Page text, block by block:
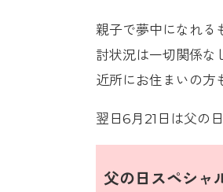
親子で夢中になれ
討状況は一切関係な
近所にお住まいの方
翌日6月21日は父の
父の日スペシャ